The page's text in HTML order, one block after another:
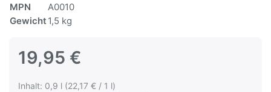
MPN
A0010
Gewicht 1,5 kg
19,95 €
Inhalt: 0,9 l (22,17 € / 1 l)